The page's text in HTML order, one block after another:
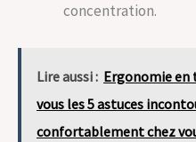
concentration.
Lire aussi : Ergonomie en
vous les 5 astuces
confortablement chez